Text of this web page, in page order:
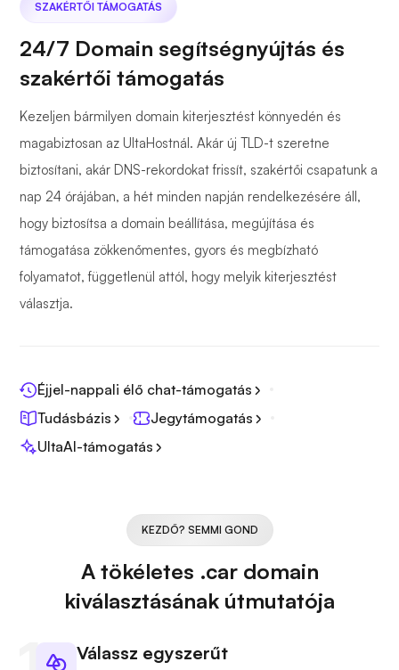
SZAKÉRTŐI TÁMOGATÁS
24/7 Domain segítségnyújtás és
szakértői támogatás
Kezeljen bármilyen domain kiterjesztést könnyedén és
magabiztosan az UltaHostnál. Akár új TLD-t szeretne
biztosítani, akár DNS-rekordokat frissít, szakértői csapatunk a
nap 24 órájában, a hét minden napján rendelkezésére áll,
hogy biztosítsa a domain beállítása, megújítása és
támogatása zökkenőmentes, gyors és megbízható
folyamatot, függetlenül attól, hogy melyik kiterjesztést
választja.
Éjjel-nappali élő chat-támogatás
Tudásbázis
Jegytámogatás
UltaAI-támogatás
KEZDŐ? SEMMI GOND
A tökéletes .car domain
kiválasztásának útmutatója
Válassz egyszerűt